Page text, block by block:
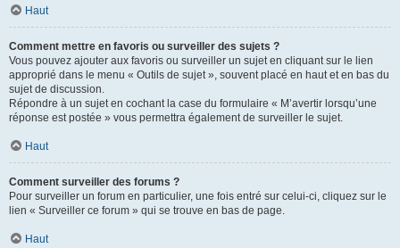
Haut
Comment mettre en favoris ou surveiller des sujets ?
Vous pouvez ajouter aux favoris ou surveiller un sujet en cliquant sur le lien
approprié dans le menu « Outils de sujet », souvent placé en haut et en bas du
sujet de discussion.
Répondre à un sujet en cochant la case du formulaire « M’avertir lorsqu’une
réponse est postée » vous permettra également de surveiller le sujet.
Haut
Comment surveiller des forums ?
Pour surveiller un forum en particulier, une fois entré sur celui-ci, cliquez sur le
lien « Surveiller ce forum » qui se trouve en bas de page.
Haut